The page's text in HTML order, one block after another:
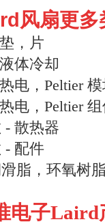
风扇更多
，片
体冷却
电，Peltier
电，Peltier
- 散热器
- 配件
脂，环氧树
电子Laird